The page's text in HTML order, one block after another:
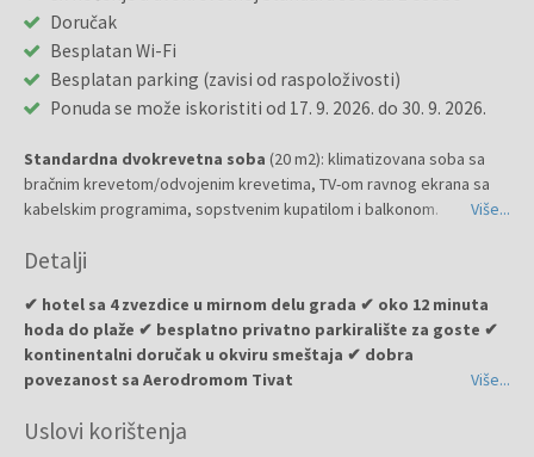
Doručak
Besplatan Wi-Fi
Besplatan parking (zavisi od raspoloživosti)
Ponuda se može iskoristiti od 17. 9. 2026. do 30. 9. 2026.
Standardna dvokrevetna soba (20 m2): klimatizovana soba sa
bračnim krevetom/odvojenim krevetima, TV-om ravnog ekrana sa
kabelskim programima, sopstvenim kupatilom i balkonom.
Više...
Detalji
✔ hotel sa 4 zvezdice u mirnom delu grada ✔ oko 12 minuta
hoda do plaže ✔ besplatno privatno parkiralište za goste ✔
kontinentalni doručak u okviru smeštaja ✔ dobra
povezanost sa Aerodromom Tivat
Hotel Vladimirje moderan hotel sa 4 zvezdice koji nudi prijatan i
Više...
Uslovi korištenja